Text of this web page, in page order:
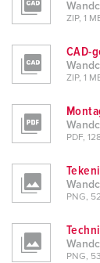
ZIP, 1
CAD-
ZIP, 1
PDF,
PNG,
PNG,